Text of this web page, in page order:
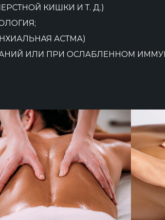
КИШКИ И Т. Д.)
АСТМА)
ИЛИ ПРИ ОСЛАБЛЕННОМ